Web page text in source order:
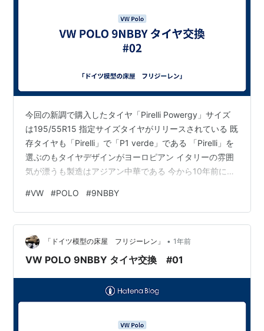
今回の新調で購入したタイヤ「Pirelli Powergy」サイズ
は195/55R15 指定サイズタイヤがリリースされている 既
存タイヤも「Pirelli」で「P1 verde」である 「Pirelli」を
選ぶのもタイヤデザインがヨーロピアン イタリーの雰囲
気が漂うも製造はアジアン中華である 今から10年前に中
らは変わらぬ作り込みでビードが強固であり 摩耗が早い
ながらもタイヤ本来の性能を引き出す良さがあると言わ
れている タイヤにも一長一短があり向き不向きもある ヨ
ーロッパ製造製を好んで探し選んできたが ヨーロッパ仕
込みのアジア製造品が主流で…
#VW #POLO #9NBBY
「ドイツ模型の床屋 フリジーレン」 • 1年前
VW POLO 9NBBY タイヤ交換 #01